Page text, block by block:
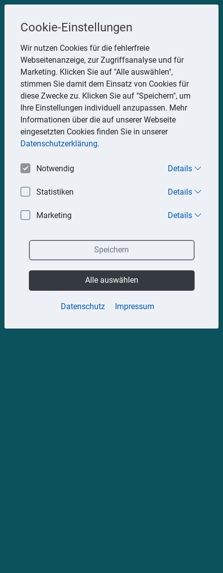
Steuerberater
Uwe Glauner
Erlachstraße 28, 75217 Birkenfeld
Telefon: 07082 7935533
Mobil: 0151 15330111
E-Mail:stbglauner@t-online.de
Impressum Datenschutz
Cookie-Einstellungen
Wir nutzen Cookies für die fehlerfreie
Webseitenanzeige, zur Zugriffsanalyse und für
Marketing. Klicken Sie auf "Alle auswählen",
stimmen Sie damit dem Einsatz von Cookies für
diese Zwecke zu. Klicken Sie auf "Speichern", um
Ihre Einstellungen individuell anzupassen. Mehr
Informationen über die auf unserer Webseite
eingesetzten Cookies finden Sie in unserer
Datenschutzerklärung.
Notwendig Details
Statistiken Details
Marketing Details
Datenschutz Impressum
Speichern
Alle auswählen